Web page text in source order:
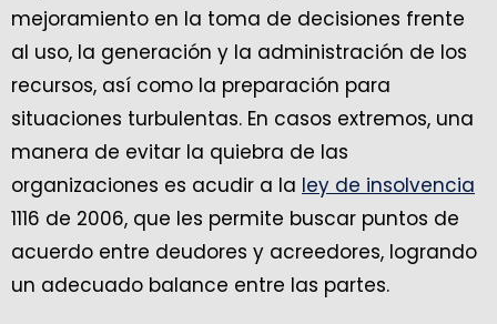
mejoramiento en la toma de decisiones frente
al uso, la generación y la administración de los
recursos, así como la preparación para
situaciones turbulentas. En casos extremos, una
manera de evitar la quiebra de las
organizaciones es acudir a la ley de insolvencia
1116 de 2006, que les permite buscar puntos de
acuerdo entre deudores y acreedores, logrando
un adecuado balance entre las partes.